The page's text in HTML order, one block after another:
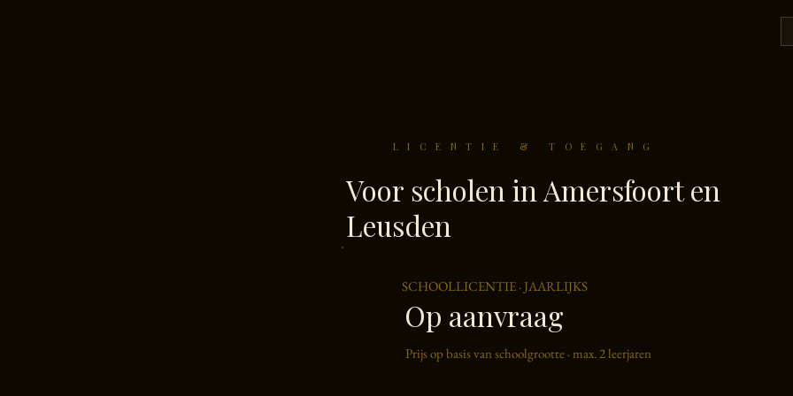
Voor scholen in Amersfoort en
Leusden
LICENTIE & TOEGANG
SCHOOLLICENTIE · JAARLIJKS
Op aanvraag
Prijs op basis van schoolgrootte · max. 2 leerjaren